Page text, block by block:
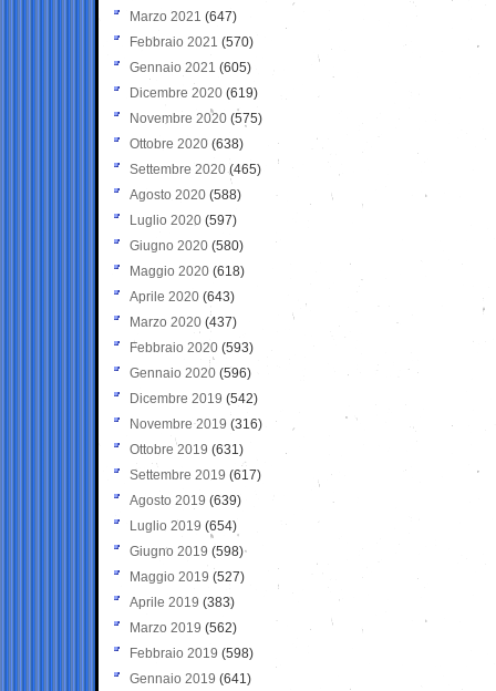
Marzo 2021 (647)
Febbraio 2021 (570)
Gennaio 2021 (605)
Dicembre 2020 (619)
Novembre 2020 (575)
Ottobre 2020 (638)
Settembre 2020(465)
Agosto 2020 (588)
Luglio 2020 (597)
Giugno 2020 (580)
Maggio 2020 (618)
Aprile 2020 (643)
Marzo 2020 (437)
Febbraio 2020 (593)
Gennaio 2020 (596)
Dicembre 2019 (542)
Novembre 2019 (316)
Ottobre 2019 (631)
Settembre 2019 (617)
Agosto 2019 (639)
Luglio 2019 (654)
Giugno 2019 (598)
Maggio 2019 (527)
Aprile 2019 (383)
Marzo 2019 (562)
Febbraio 2019 (598)
Gennaio 2019 (641)